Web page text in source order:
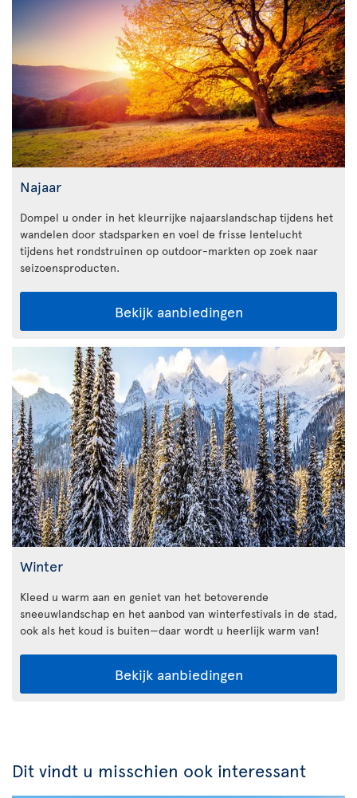
Najaar
Dompel u onder in het kleurrijke najaarslandschap tijdens het
wandelen door stadsparken en voel de frisse lentelucht
tijdens het rondstruinen op outdoor-markten op zoek naar
seizoensproducten.
Bekijk aanbiedingen
Winter
Kleed u warm aan en geniet van het betoverende
sneeuwlandschap en het aanbod van winterfestivals in de stad,
ook als het koud is buiten—daar wordt u heerlijk warm van!
Bekijk aanbiedingen
Dit vindt u misschien ook interessant